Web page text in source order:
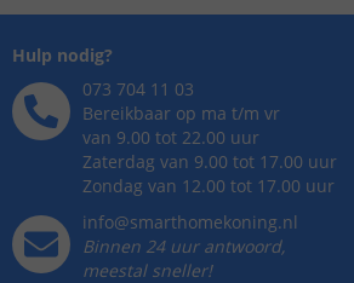
Hulp nodig?
073 704 11 03
Bereikbaar op ma t/m vr
van 9.00 tot 22.00 uur
Zaterdag van 9.00 tot 17.00 uur
Zondag van 12.00 tot 17.00 uur
info@smarthomekoning.nl
Binnen 24 uur antwoord,
meestal sneller!